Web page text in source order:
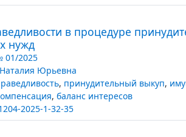
в процедуре
нужд
01/2025
Юрьевна
, принудительный выкуп,
, баланс интересов
2025-1-32-35